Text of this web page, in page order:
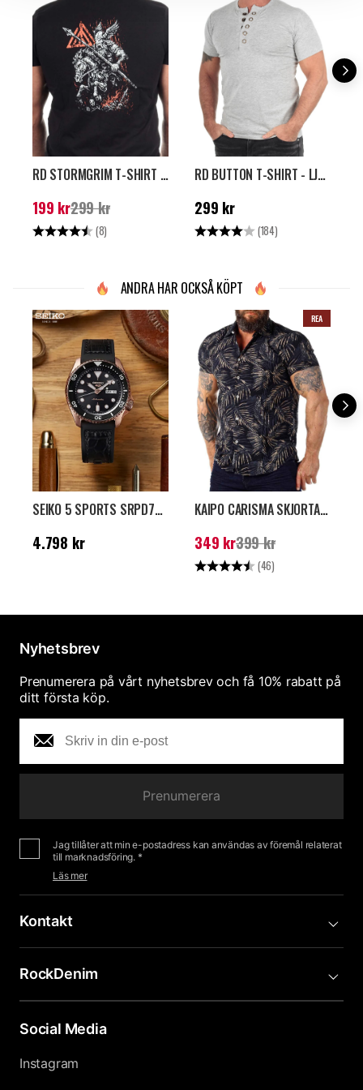
RD STORMGRIM T-SHIRT - SVART
Nuvarande pris:199
kr Tidigare pris:
199 kr299 kr
Betyg: (8) 4.1 utav 5 stjärnor
RD BUTTON T-SHIRT - LJUSGRÅ
Pris: 299 kr
299 kr
Betyg: (184)
ANDRA HAR OCKSÅ KÖPT
SEIKO 5 SPORTS SRPD76K1 KLOCKA - SVART/GULD
Pris:4.798 kr
4.798 kr
REA
KAIPO CARISMA SKJORTA - SVART/BEIGE
Nuvarande pris:349
kr Tidigare pris:399 kr
349 kr399 kr
Betyg: (46)
Nyhetsbrev
Prenumerera på vårt nyhetsbrev och få 10% rabatt på
ditt första köp.
Prenumerera
Jag tillåter att min e-postadress kan användas av föremål relaterat
till marknadsföring. *
Läs mer
Kontakt
RockDenim
Social Media
Instagram